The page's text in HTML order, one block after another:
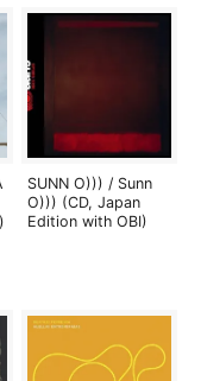
SUNN O))) / Sunn
O))) (CD, Japan
Edition with OBI)